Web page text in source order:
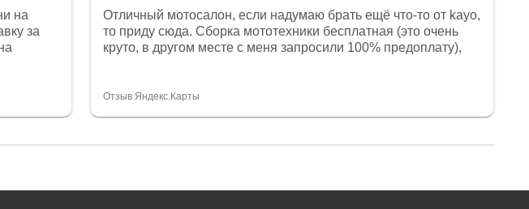
на
за
Отличный мотосалон, если надумаю брать ещё что-то от kayo,
то приду сюда. Сборка мототехники бесплатная (это очень
круто, в другом месте с меня запросили 100% предоплату),
спасибо отдельное, всегда на связи, очень детально всё
Отзыв Яндекс.Карты